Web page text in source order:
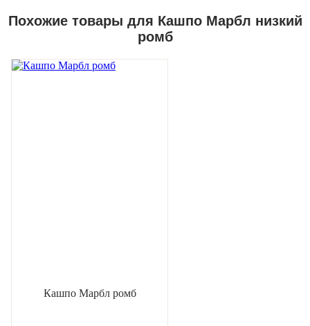
Похожие товары для Кашпо Марбл низкий
ромб
Кашпо Марбл ромб